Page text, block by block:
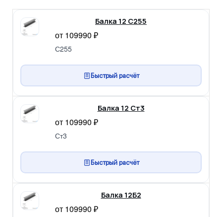
Балка 12 С255
от 109990 ₽
С255
Быстрый расчёт
Балка 12 Ст3
от 109990 ₽
Ст3
Быстрый расчёт
Балка 12Б2
от 109990 ₽